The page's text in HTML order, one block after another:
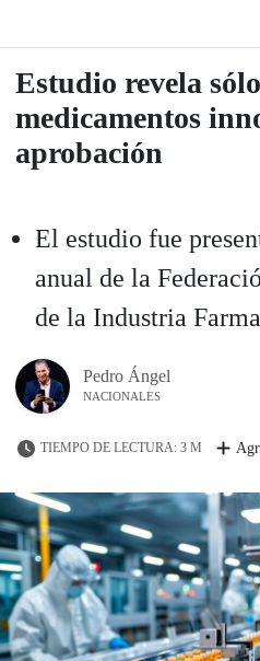
Estudio revela
medicamentos
aprobación
El estudio fue
anual de la
de la Industria
Pedro Ángel
NACIONALES
TIEMPO DE LECTURA: 3 M